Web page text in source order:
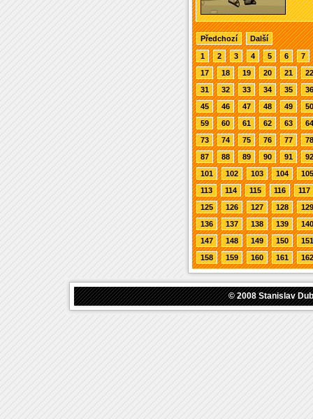
Předchozí Další
1 2 3 4 5 6
7
17
18 19 20 21
22
31
32 33 34 35
36
45
46 47 48 49
50
59
60 61 62 63
64
73
74 75 76 77
78
87
88 89 90 91
92
101
102 103 104
105
113
114 115 116
117
125
126 127 128
129
136
137 138 139
140
147
148 149 150
151
158
159 160 161 162
© 2008Stanislav